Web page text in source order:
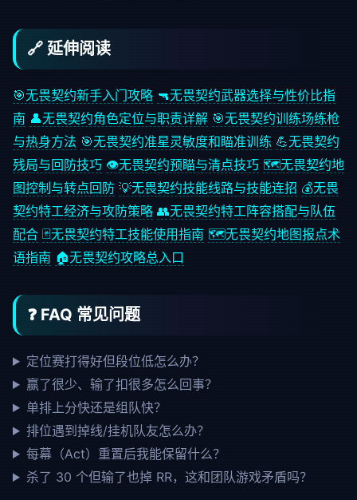
🔗 延伸阅读
🎯无畏契约新手入门攻略 🔫无畏契约武器选择与性价比指
南 👤无畏契约角色定位与职责详解 🎯无畏契约训练场练枪
与热身方法 🎯无畏契约准星灵敏度和瞄准训练 💪无畏契约
残局与回防技巧 👁️无畏契约预瞄与清点技巧 🗺️无畏契约地
图控制与转点回防 💡无畏契约技能线路与技能连招 💰无畏
契约特工经济与攻防策略 👥无畏契约特工阵容搭配与队伍
配合 🃏无畏契约特工技能使用指南 🗺️无畏契约地图报点术
语指南 🏠无畏契约攻略总入口
❓ FAQ 常见问题
定位赛打得好但段位低怎么办？
赢了很少、输了扣很多怎么回事？
单排上分快还是组队快？
排位遇到掉线/挂机队友怎么办？
每幕（Act）重置后我能保留什么？
杀了 30 个但输了也掉 RR，这和团队游戏矛盾吗？